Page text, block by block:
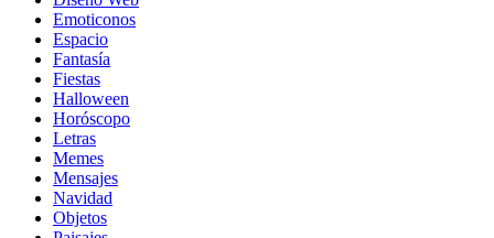
Emoticonos
Espacio
Fantasía
Fiestas
Halloween
Horóscopo
Letras
Memes
Mensajes
Navidad
Objetos